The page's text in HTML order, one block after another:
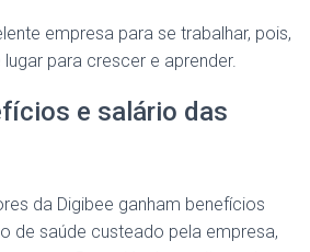
empresa para se trabalhar, pois,
para crescer e aprender.
e salário das
da Digibee ganham benefícios
de saúde custeado pela empresa,